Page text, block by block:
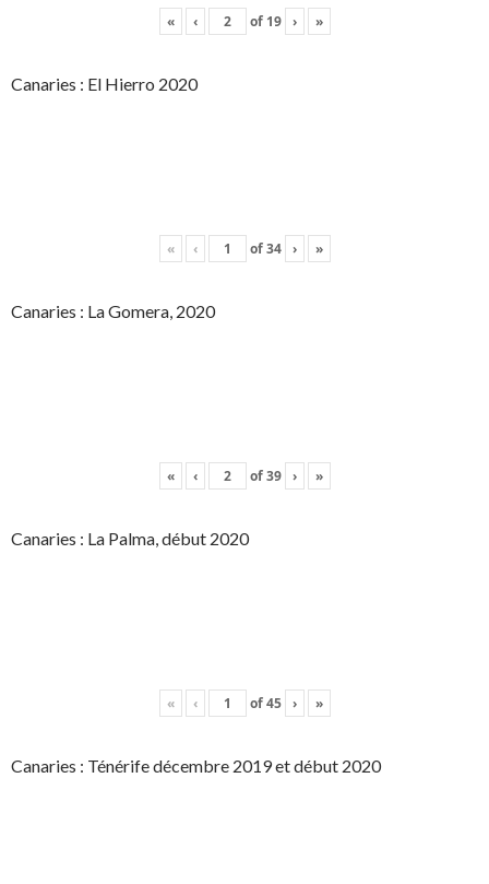
« ‹ of 19 › »
Canaries : El Hierro 2020
« ‹ of34 › »
Canaries : La Gomera, 2020
« ‹ of39 › »
Canaries : La Palma, début 2020
« ‹ of45 › »
Canaries : Ténérife décembre 2019 et début 2020